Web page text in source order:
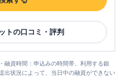
トの口コミ・評判
融資時間：申込みの時間帯、利用する銀
出状況によって、当日中の融資ができない